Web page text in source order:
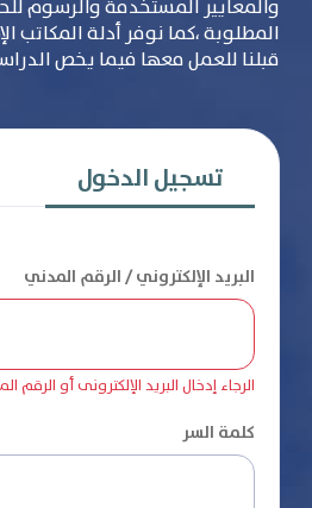
والمعايير المستخدمة والرسوم
المطلوبة ،كما نوفر أدلة المكاتب
قبلنا للعمل معها فيما يخص
تسجيل الدخول
البريد الإلكتروني / الرقم المدني
الرجاء إدخال البريد الإلكترونى أو الرقم
كلمة السر